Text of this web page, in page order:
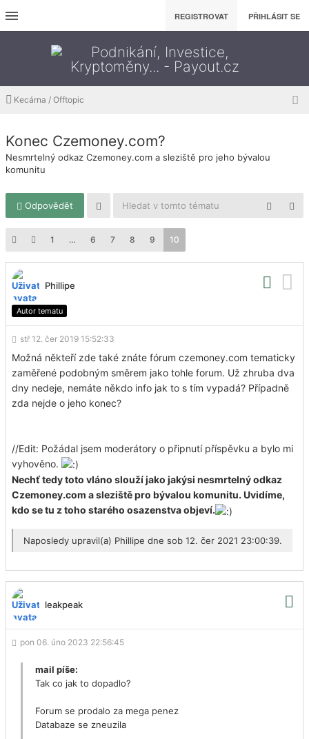
REGISTROVAT PŘIHLÁSIT SE
Kecárna / Offtopic
Konec Czemoney.com?
Nesmrtelný odkaz Czemoney.com a sleziště pro jeho bývalou
komunitu
Odpovědět
1 … 6 7 8 9 10
Phillipe
Autor tematu
stř 12. čer 2019 15:52:33
Možná někteří zde také znáte fórum czemoney.com tematicky
zaměřené podobným směrem jako tohle forum. Už zhruba dva
dny nedeje, nemáte někdo info jak to s tím vypadá? Případně
zda nejde o jeho konec?
//Edit: Požádal jsem moderátory o připnutí příspěvku a bylo mi
vyhověno.
Nechť tedy toto vláno slouží jako jakýsi nesmrtelný odkaz
Czemoney.com a sleziště pro bývalou komunitu. Uvidíme,
kdo se tu z toho starého osazenstva objeví.
Naposledy upravil(a) Phillipe dne sob 12. čer 2021 23:00:39.
leakpeak
pon 06. úno 2023 22:56:45
mail píše:
Tak co jak to dopadlo?
Forum se prodalo za mega penez
Databaze se zneuzila